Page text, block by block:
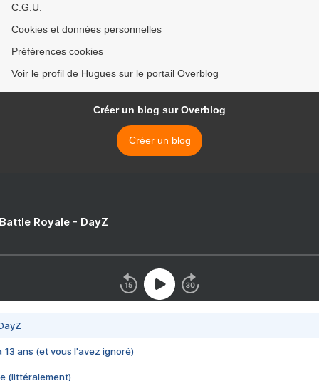
C.G.U.
Cookies et données personnelles
Préférences cookies
Voir le profil de Hugues sur le portail Overblog
Créer un blog sur Overblog
Créer un blog
Royale - DayZ
13 ans (et vous l'avez ignoré)
(littéralement)